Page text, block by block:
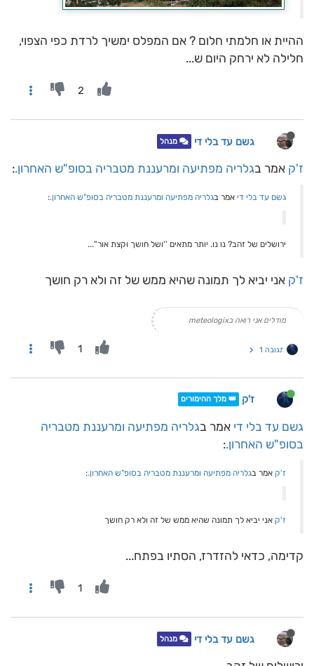
ההיית או חלמתי חלום ? אם המפלס ימשיך לרדת כפי הצפוי,
חלילה לא ירחק היום ש...
2
גשם עד בלי די מנהל
ז'ק אמר בגלריה מפתיעה ומרעננת מטבריה בסופ"ש האחרון.:
גשם עד בלי די אמר בגלריה מפתיעה ומרעננת מטבריה בסופ"ש האחרון.:
ירושלים של זהב? נו נו. יותר מתאים ''ושל חושך וקצת אור''...
ז'ק אני יביא לך תמונה שהיא ממש של זה ולא רק חושך
מודלים אני רואה בmeteologix
תגובה 1 1
ז'ק 👑 מלך ההימורים
גשם עד בלי די אמר בגלריה מפתיעה ומרעננת מטבריה
בסופ"ש האחרון.:
ז'ק אמר בגלריה מפתיעה ומרעננת מטבריה בסופ"ש האחרון.:
ז'ק אני יביא לך תמונה שהיא ממש של זה ולא רק חושך
קדימה, כדאי להזדרז, הסתיו בפתח...
1
גשם עד בלי די מנהל